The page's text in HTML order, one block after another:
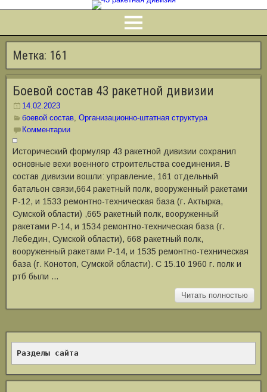
Метка: 161
Боевой состав 43 ракетной дивизии
14.02.2023
боевой состав, Организационно-штатная структура
Комментарии
Исторический формуляр 43 ракетной дивизии сохранил
основные вехи военного строительства соединения. В
состав дивизии вошли: управление, 161 отдельный
батальон связи,664 ракетный полк, вооруженный ракетами
Р-12, и 1533 ремонтно-техническая база (г. Ахтырка,
Сумской области) ,665 ракетный полк, вооруженный
ракетами Р-14, и 1534 ремонтно-техническая база (г.
Лебедин, Сумской области), 668 ракетный полк,
вооруженный ракетами Р-14, и 1535 ремонтно-техническая
база (г. Конотоп, Сумской области). С 15.10 1960 г. полк и
ртб были …
Читать полностью
Разделы сайта